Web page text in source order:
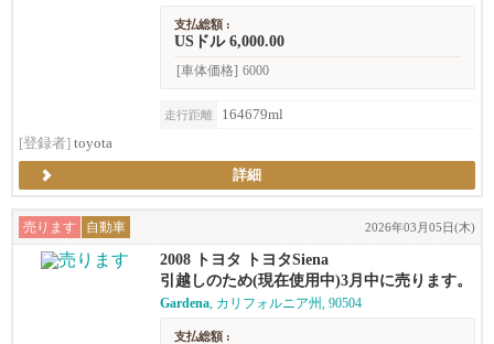
支払総額 :
USドル 6,000.00
[車体価格] 6000
走行距離
164679ml
[登録者] toyota
詳細
売ります 自動車 2026年03月05日(木)
2008 トヨタ トヨタSiena
引越しのため(現在使用中)3月中に売ります。
Gardena, カリフォルニア州, 90504
支払総額 :